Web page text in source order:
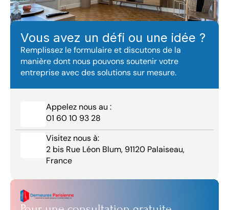
Vous avez un défi ou une idée ?
Remplissez le formulaire et discutons de la
manière dont nous pouvons soutenir votre
entreprise avec des solutions sur mesure.
Appelez nous au :
01 60 10 93 28
Visitez nous à:
2 bis Rue Léon Blum, 91120 Palaiseau,
France